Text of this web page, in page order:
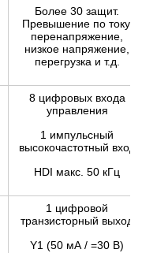
Более 30 защит.
Превышение по току,
перенапряжение,
низкое напряжение,
перегрузка и т.д.
8 цифровых входа
управления
1 импульсный
высокочастотный вход
HDI макс. 50 кГц
1 цифровой
транзисторный выход
Y1 (50 мА / =30 В)